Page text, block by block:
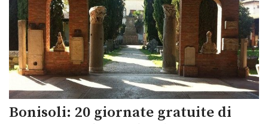
Bonisoli: 20 giornate gratuite di